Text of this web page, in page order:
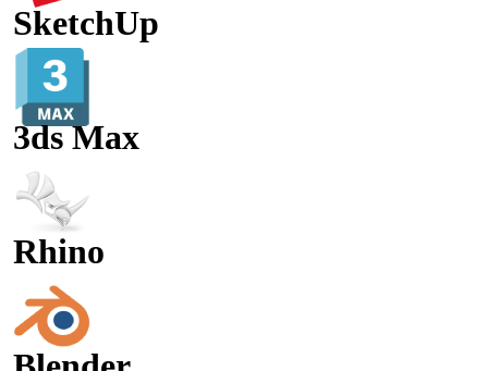
SketchUp
3ds Max
Rhino